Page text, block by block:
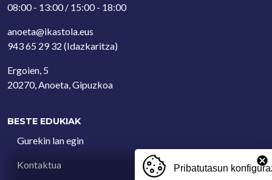
08:00 - 13:00 / 15:00 - 18:00
anoeta@ikastola.eus
943 65 29 32 (Idazkaritza)
Ergoien, 5
20270, Anoeta, Gipuzkoa
BESTE EDUKIAK
Gurekin lan egin
Kontaktua Pribatutasun